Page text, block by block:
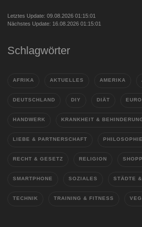
Letztes Update: 09.08.2026 01:15:01
Nächstes Update: 16.08.2026 01:15:01
Schlagwörter
AFRIKA AKTUELLES AMERIKA
DEUTSCHLAND DIY DIÄT
HANDWERK KRANKHEIT &
LIEBE & PARTNERSCHAFT PHILOSOPHIE
RECHT & GESETZ RELIGION
SMARTPHONE SOZIALES STÄDTE
TECHNIK TRAINING & FITNESS